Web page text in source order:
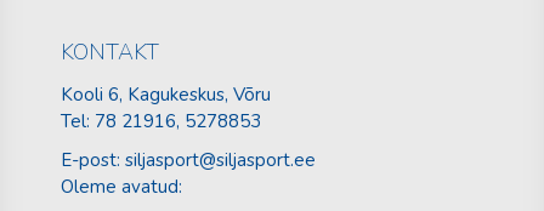
KONTAKT
Kooli 6, Kagukeskus, Võru
Tel: 78 21916, 5278853
E-post: siljasport@siljasport.ee
Oleme avatud: